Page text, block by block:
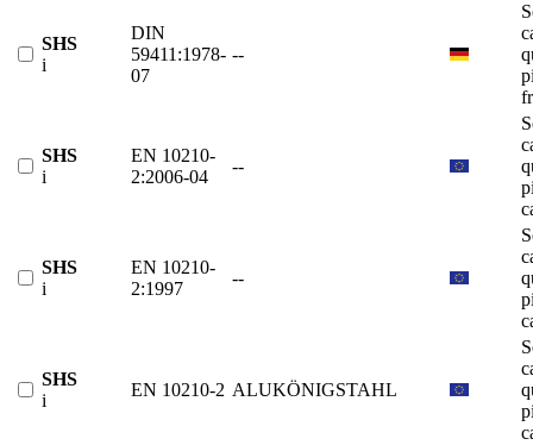
SHS
i
DIN
59411:1978-
07
--
SHS
i
EN 10210-
2:2006-04
--
SHS
i
EN 10210-
2:1997
--
SHS
i
EN 10210-2 ALUKÖNIGSTAHL